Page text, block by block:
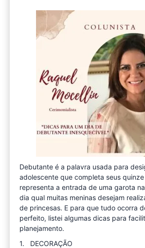
Debutante é a palavra usada para
adolescente que completa seus
representa a entrada de uma garota
dia qual muitas meninas desejam
de princesas. E para que tudo ocorra
perfeito, listei algumas dicas para
planejamento.
1. DECORAÇÃO